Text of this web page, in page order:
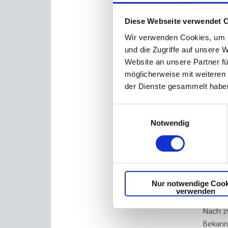
Diese Webseite verwendet
Wir verwenden Cookies,
und die Zugriffe auf unsere
Website an unsere Partner
möglicherweise mit
der Dienste gesammelt
Notwendig
Nur notwendige
verwenden
wurde
bevor
einem
und
kam
dem
Nach